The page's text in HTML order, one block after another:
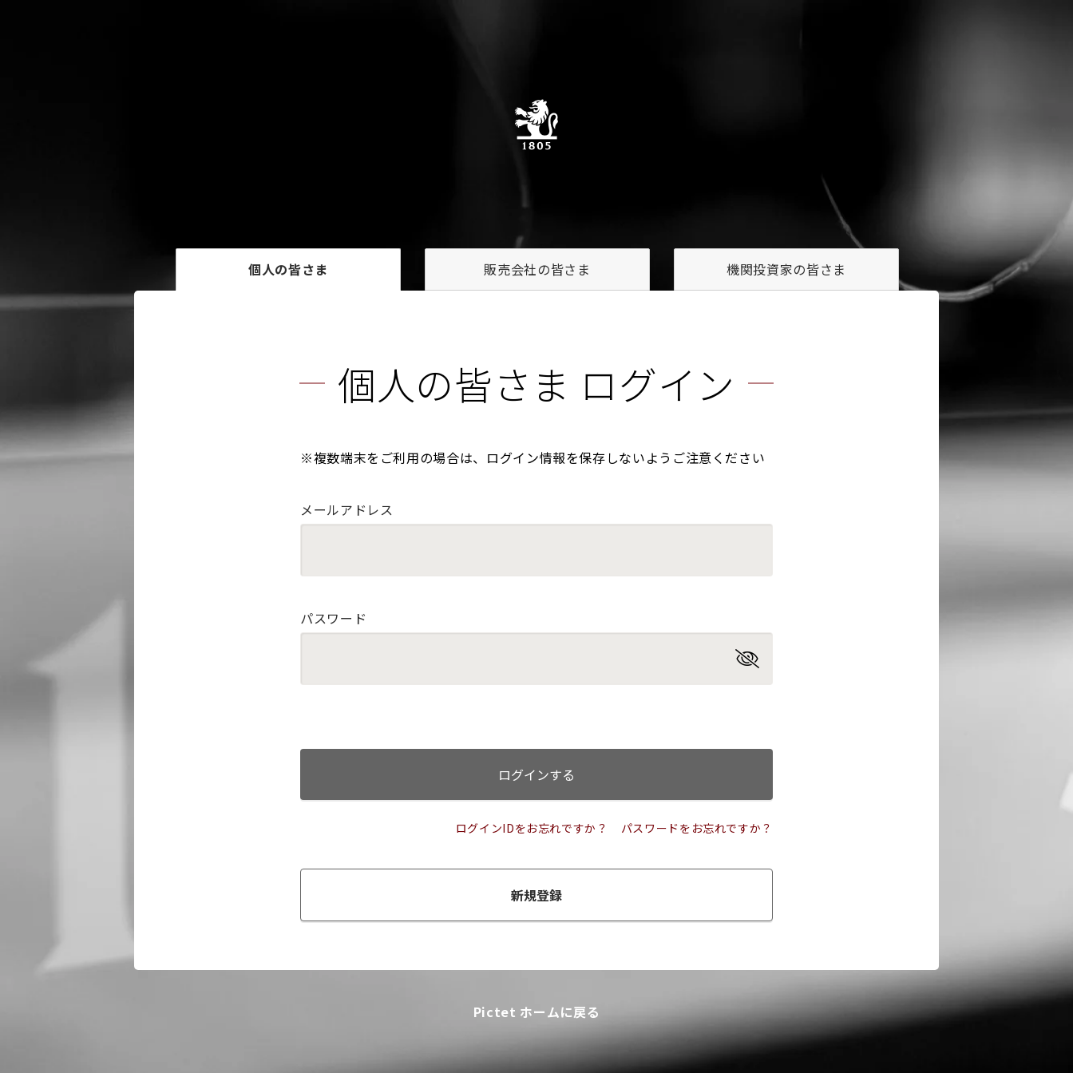
個人の皆さま 販売会社の皆さま 機関投資家の皆さま
個人の皆さま ログイン
※複数端末をご利用の場合は、ログイン情報を保存しないようご注意ください
メールアドレス
パスワード
ログインする
ログインIDをお忘れですか？ パスワードをお忘れですか？
新規登録
Pictet ホームに戻る